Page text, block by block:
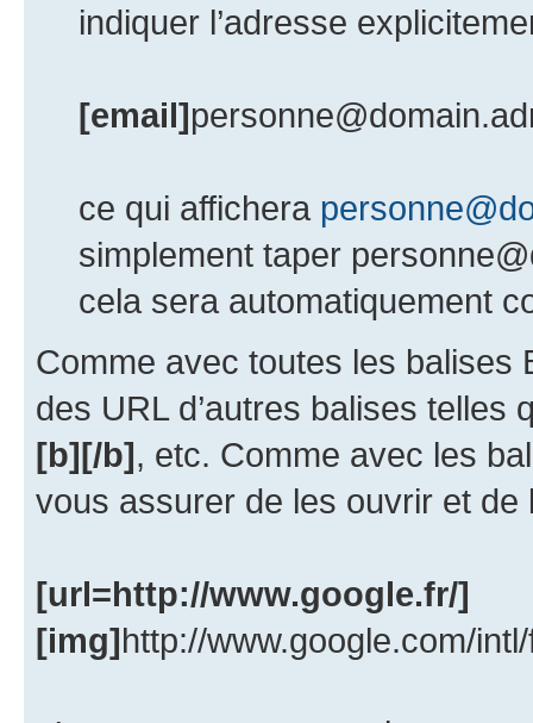
indiquer l’adresse
[email]
ce qui affichera
simplement taper
cela sera automatiquement
Comme avec toutes les balises
des URL d’autres balises telles
[b][/b], etc. Comme avec les
vous assurer de les ouvrir et
[url=http://www.google.fr/]
[img]http://www.google.com/